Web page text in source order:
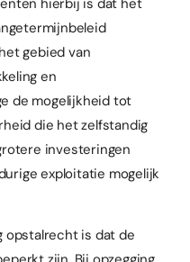
gebied van
en
de mogelijkheid tot
die het zelfstandig
investeringen
exploitatie mogelijk
opstalrecht is dat de